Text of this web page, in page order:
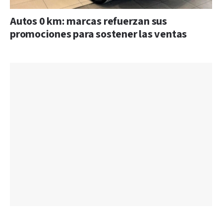
Autos 0 km: marcas refuerzan sus
promociones para sostener las ventas